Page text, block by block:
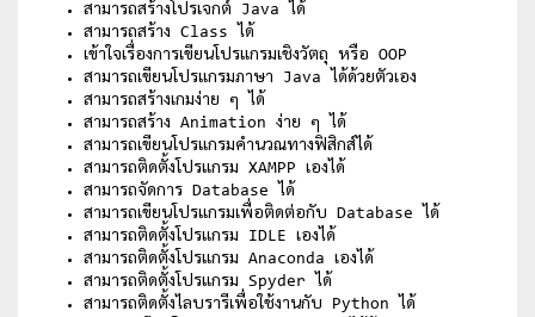
สามารถสร้างโปรเจกต์ Java ได้
สามารถสร้าง Class ได้
เข้าใจเรื่องการเขียนโปรแกรมเชิงวัตถุ หรือ OOP
สามารถเขียนโปรแกรมภาษา Java ได้ด้วยตัวเอง
สามารถสร้างเกมง่าย ๆ ได้
สามารถสร้าง Animation ง่าย ๆ ได้
สามารถเขียนโปรแกรมคำนวณทางฟิสิกส์ได้
สามารถติดตั้งโปรแกรม XAMPP เองได้
สามารถจัดการ Database ได้
สามารถเขียนโปรแกรมเพื่อติดต่อกับ Database ได้
สามารถติดตั้งโปรแกรม IDLE เองได้
สามารถติดตั้งโปรแกรม Anaconda เองได้
สามารถติดตั้งโปรแกรม Spyder ได้
สามารถติดตั้งไลบรารีเพื่อใช้งานกับ Python ได้